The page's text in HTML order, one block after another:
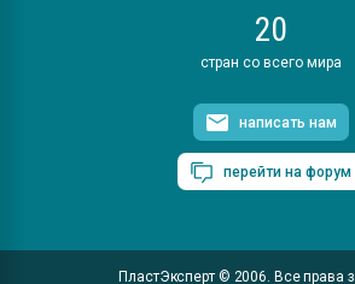
20
стран со всего мира
написать нам
перейти на форум
ПластЭксперт © 2006. Все права